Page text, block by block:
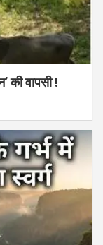
की वापसी !